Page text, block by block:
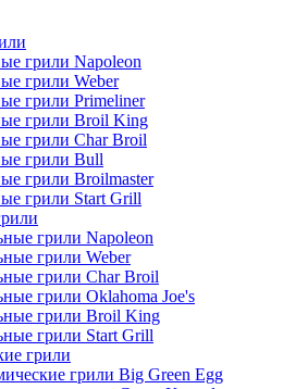
грили Napoleon
грили Weber
грили Primeliner
грили Broil King
грили Char Broil
грили Bull
грили Broilmaster
грили Start Grill
грили Napoleon
грили Weber
грили Char Broil
грили Oklahoma Joe's
грили Broil King
грили Start Grill
грили
грили Big Green Egg